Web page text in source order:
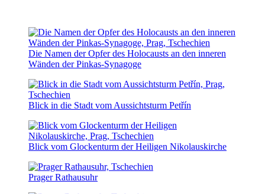
Die Namen der Opfer des Holocausts an den inneren
Wänden der Pinkas-Synagoge
Blick in die Stadt vom Aussichtsturm Petřín
Blick vom Glockenturm der Heiligen Nikolauskirche
Prager Rathausuhr